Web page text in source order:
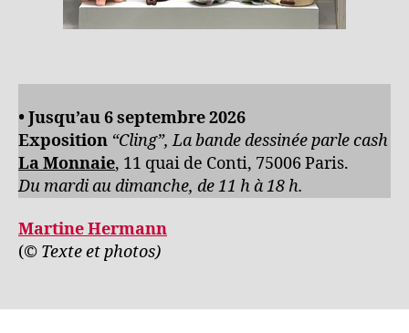
• Jusqu’au 6 septembre 2026
Exposition “Cling”, La bande dessinée parle cash
La Monnaie, 11 quai de Conti, 75006 Paris.
Du mardi au dimanche, de 11 h à 18 h.
Martine Hermann
(© Texte et photos)